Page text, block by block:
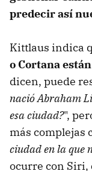
predecir así
Kittlaus indica
o Cortana
dicen, puede
nació Abraham
esa ciudad?",
más complejas
ciudad en la que
ocurre con Siri,